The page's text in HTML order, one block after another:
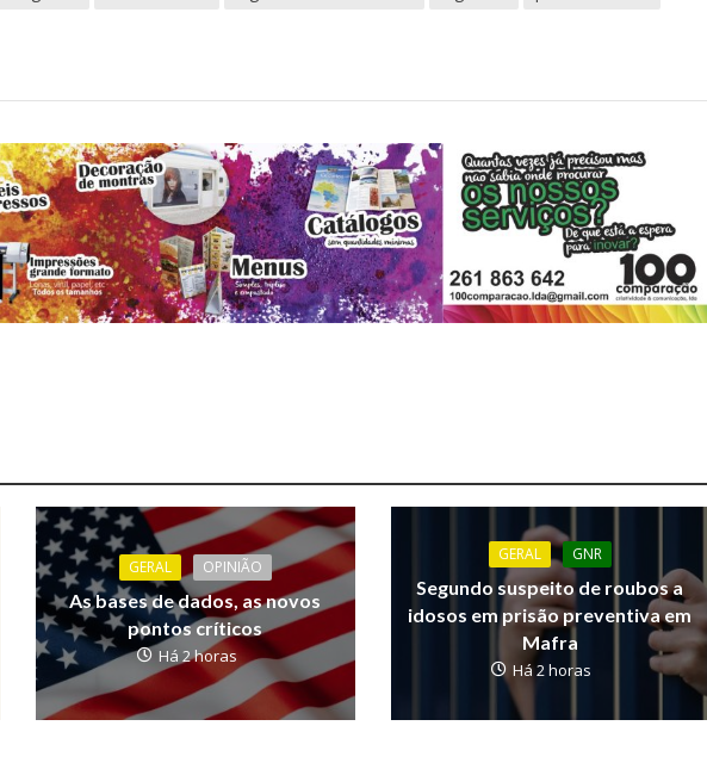
GERAL OPINIÃO
As bases de dados, as novos
pontos críticos
Há 2 horas
GERAL GNR
Segundo suspeito de roubos a
idosos em prisão preventiva em
Mafra
Há 2 horas